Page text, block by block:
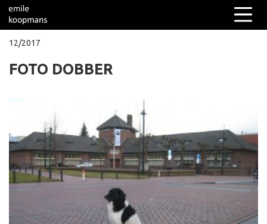
Columns
12/2017
FOTO DOBBER